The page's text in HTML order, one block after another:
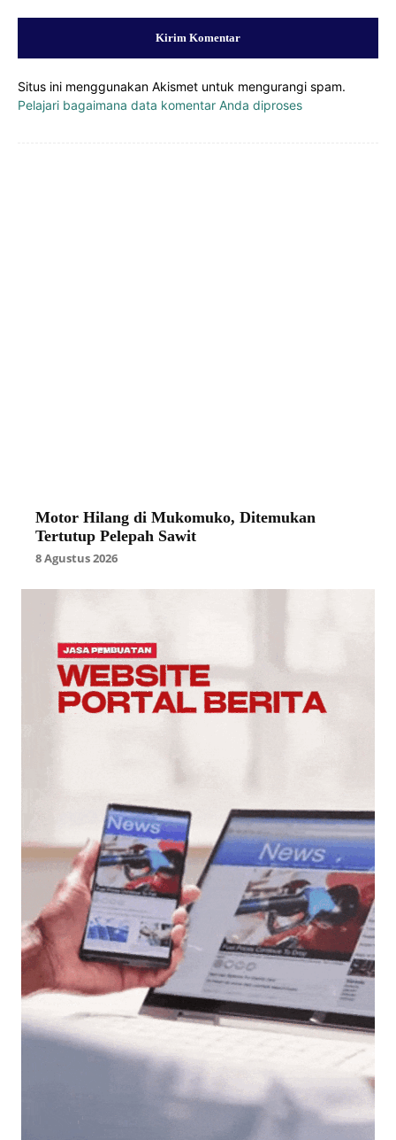
Situs ini menggunakan Akismet untuk mengurangi spam.
Pelajari bagaimana data komentar Anda diproses
Motor Hilang di Mukomuko, Ditemukan
Tertutup Pelepah Sawit
8 Agustus 2026